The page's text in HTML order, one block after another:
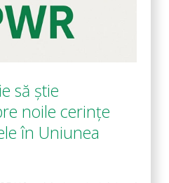
să știe
noile cerințe
în Uniunea